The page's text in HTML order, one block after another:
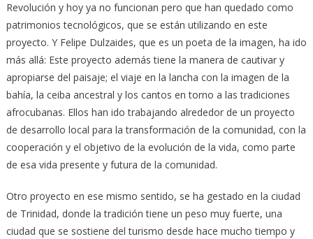
Revolución y hoy ya no funcionan pero que han quedado como
patrimonios tecnológicos, que se están utilizando en este
proyecto. Y Felipe Dulzaides, que es un poeta de la imagen, ha ido
más allá: Este proyecto además tiene la manera de cautivar y
apropiarse del paisaje; el viaje en la lancha con la imagen de la
bahía, la ceiba ancestral y los cantos en torno a las tradiciones
afrocubanas. Ellos han ido trabajando alrededor de un proyecto
de desarrollo local para la transformación de la comunidad, con la
cooperación y el objetivo de la evolución de la vida, como parte
de esa vida presente y futura de la comunidad.
Otro proyecto en ese mismo sentido, se ha gestado en la ciudad
de Trinidad, donde la tradición tiene un peso muy fuerte, una
ciudad que se sostiene del turismo desde hace mucho tiempo y